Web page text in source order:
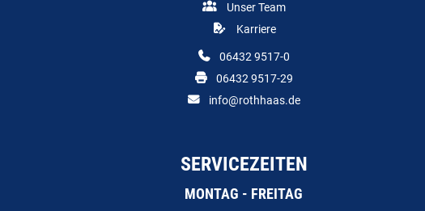
Unser Team
Karriere
06432 9517-0
06432 9517-29
info@rothhaas.de
SERVICEZEITEN
MONTAG - FREITAG